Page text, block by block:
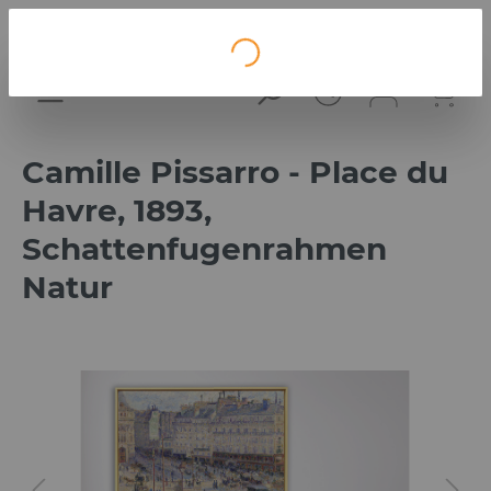
Camille Pissarro - Place du
Havre, 1893,
Schattenfugenrahmen
Natur
Loading...